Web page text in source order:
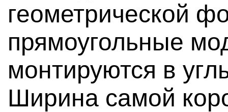
геометрической
прямоугольные
монтируются в
Ширина самой